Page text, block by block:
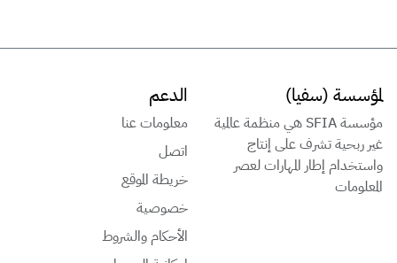
لمؤسسة (سفيا)
مؤسسة SFIA هي منظمة عالمية
غير ربحية تشرف على إنتاج
واستخدام إطار المهارات لعصر
المعلومات
الدعم
معلومات عنا
اتصل
خريطة الموقع
خصوصية
الأحكام والشروط